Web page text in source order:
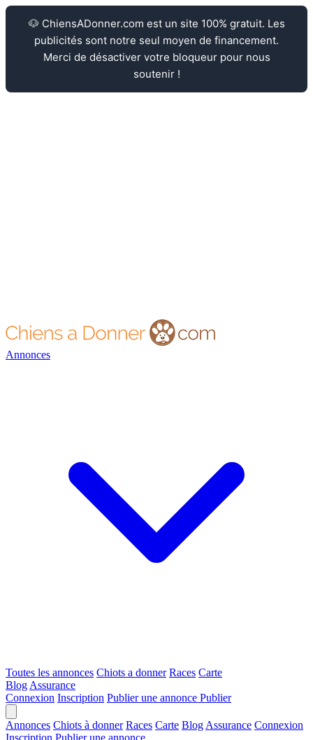
Annonces
Toutes les annonces Chiots a donner Races Carte
Blog Assurance
Connexion Inscription Publier une annonce Publier
Annonces Chiots à donner Races Carte Blog Assurance Connexion
Inscription Publier une annonce